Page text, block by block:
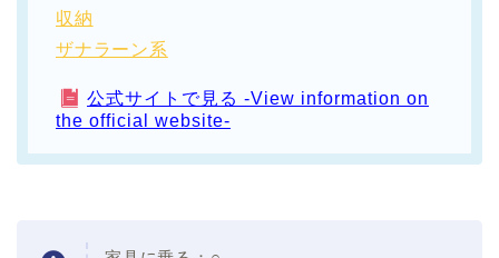
収納
ザナラーン系
公式サイトで見る -View information on
the official website-